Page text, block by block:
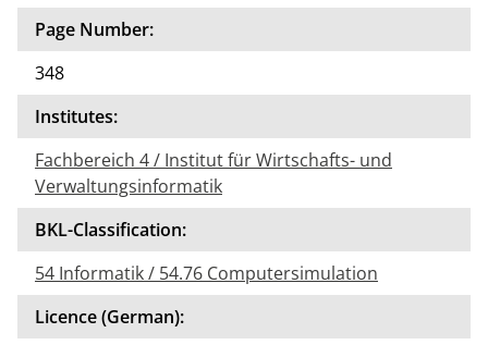
Page Number:
348
Institutes:
Fachbereich 4 / Institut für Wirtschafts- und
Verwaltungsinformatik
BKL-Classification:
54 Informatik / 54.76 Computersimulation
Licence (German):